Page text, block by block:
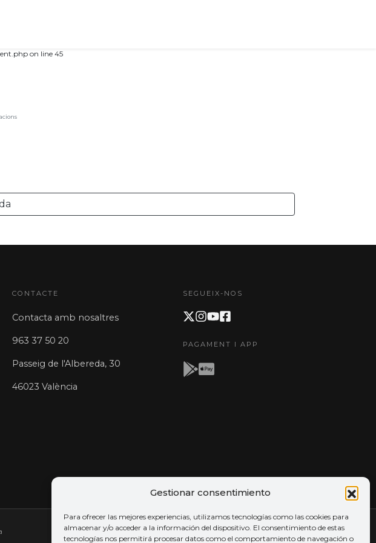
Gestionar consentimiento
Para ofrecer las mejores experiencias, utilizamos tecnologías como las cookies para
almacenar y/o acceder a la información del dispositivo. El consentimiento de estas
tecnologías nos permitirá procesar datos como el comportamiento de navegación o
on line 45
CONTACTE
Contacta amb nosaltres
963 37 50 20
Passeig de l'Albereda, 30
46023 València
SEGUEIX-NOS
PAGAMENT I APP